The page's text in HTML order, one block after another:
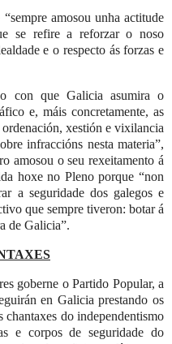
amosou unha actitude
se refire a reforzar o noso
e o respecto ás forzas e
con que Galicia asumira o
e, máis concretamente, as
xestión e vixilancia
infraccións nesta materia”,
amosou o seu rexeitamento á
hoxe no Pleno porque “non
a seguridade dos galegos e
que sempre tiveron: botar á
de Galicia”.
goberne o Partido Popular, a
en Galicia prestando os
chantaxes do independentismo
e corpos de seguridade do